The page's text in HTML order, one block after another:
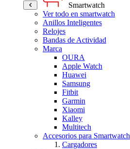
Smartwatch
Ver todo en smartwatch
Anillos Inteligentes
Relojes
Bandas de Actividad
Marca
OURA
Apple Watch
Huawei
Samsung
Fitbit
Garmin
Xiaomi
Kalley
Multitech
Accesorios para Smartwatch
Cargadores